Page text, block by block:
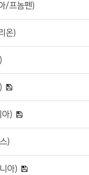
/프놈펜)
온)
)
)
아)